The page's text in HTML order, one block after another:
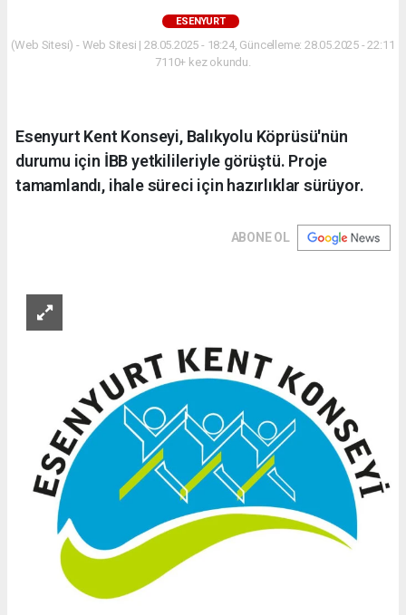
ESENYURT
(Web Sitesi) - Web Sitesi | 28.05.2025 - 18:24, Güncelleme: 28.05.2025 - 22:11
7110+ kez okundu.
Esenyurt Kent Konseyi, Balıkyolu Köprüsü'nün
durumu için İBB yetkilileriyle görüştü. Proje
tamamlandı, ihale süreci için hazırlıklar sürüyor.
ABONE OL